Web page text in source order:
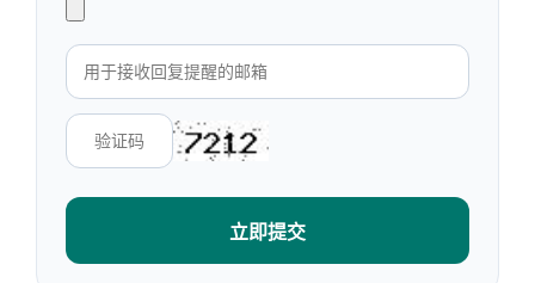
立即提交